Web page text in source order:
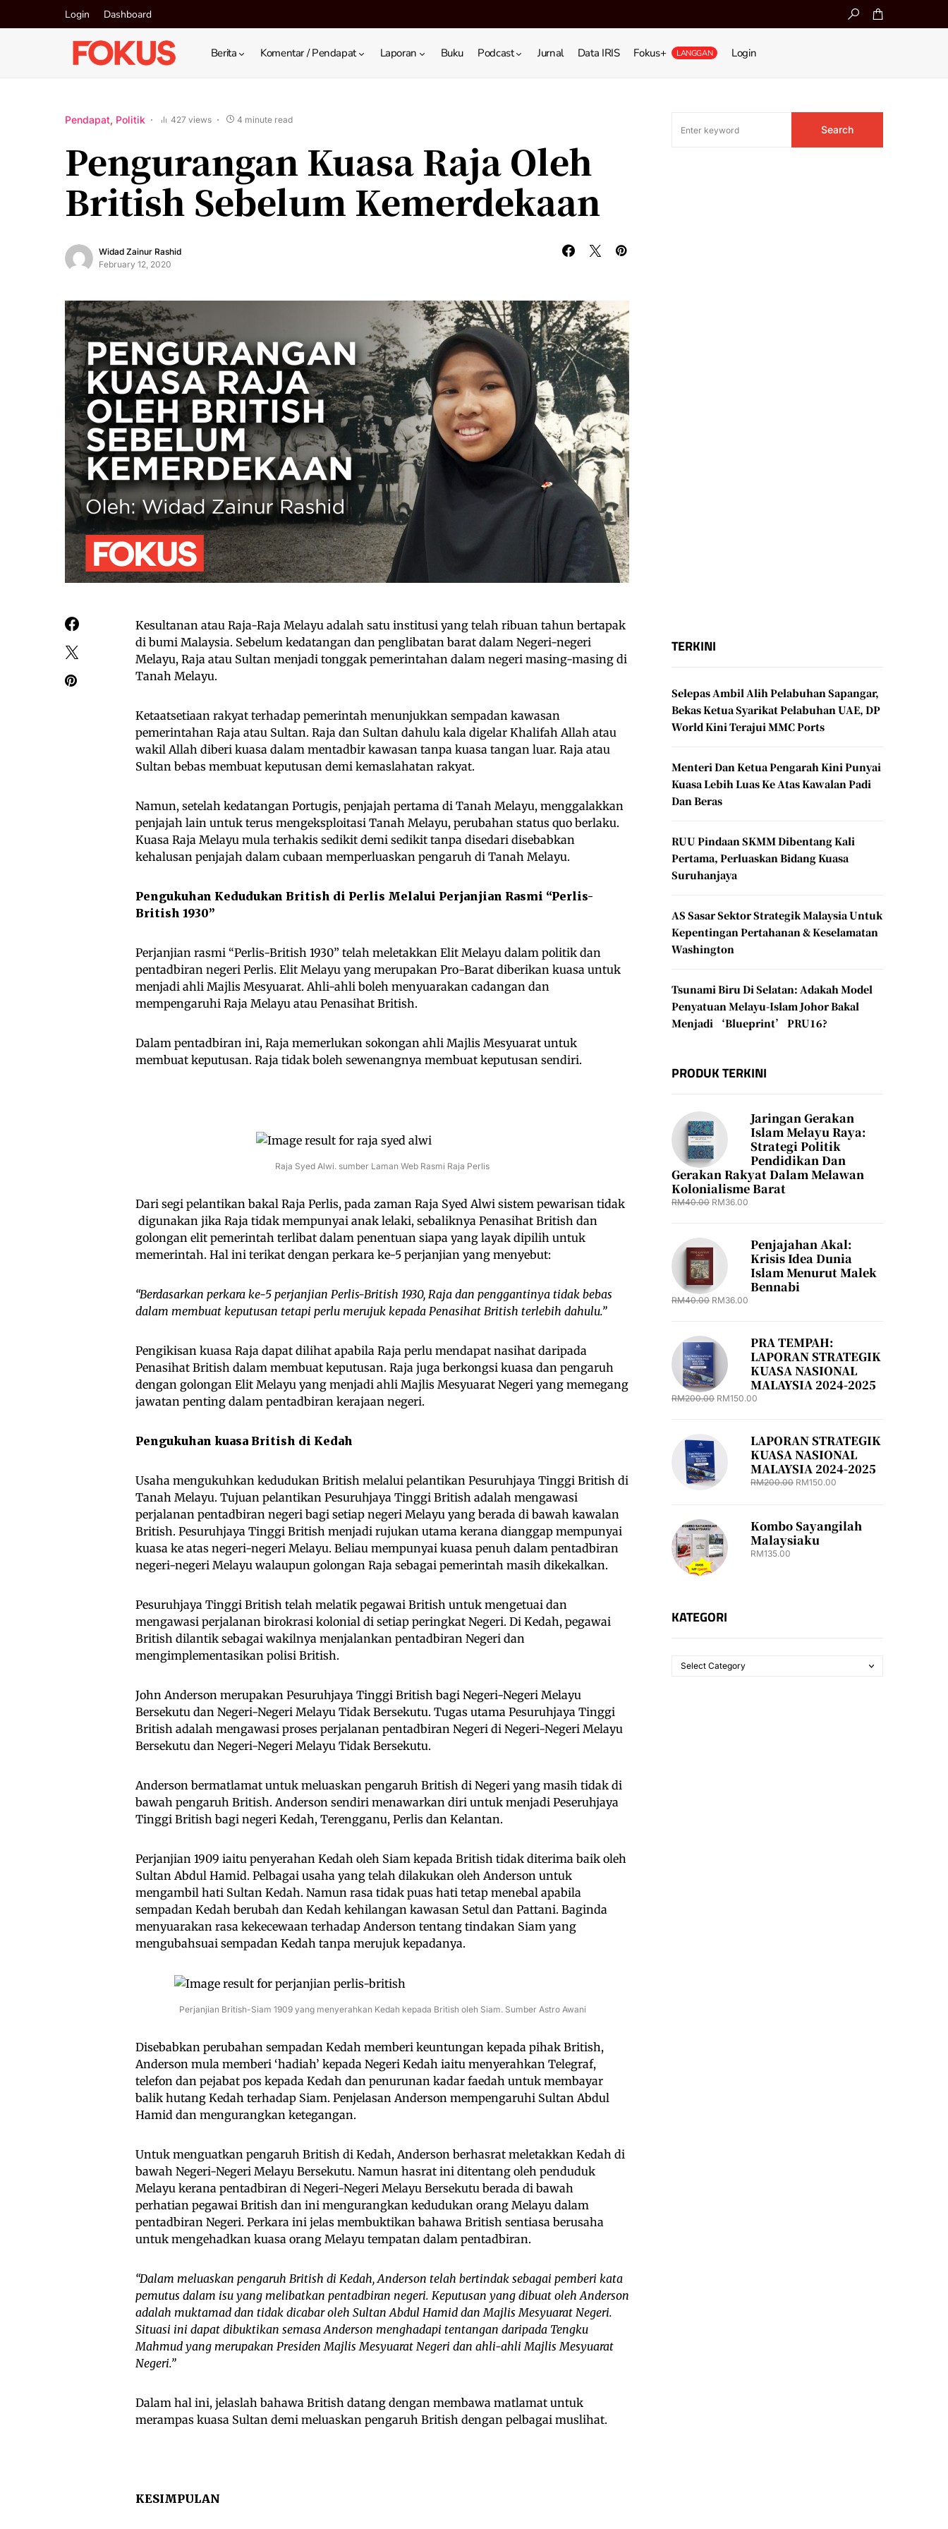
Login Dashboard
Berita Komentar / Pendapat Laporan Buku Podcast Jurnal Data IRIS Fokus+ LANGGAN Login
Pendapat Politik 427 views 4 minute read
Pengurangan Kuasa Raja Oleh
British Sebelum Kemerdekaan
Widad Zainur Rashid
February 12, 2020
Kesultanan atau Raja-Raja Melayu adalah satu institusi yang telah ribuan tahun bertapak
di bumi Malaysia. Sebelum kedatangan dan penglibatan barat dalam Negeri-negeri
Melayu, Raja atau Sultan menjadi tonggak pemerintahan dalam negeri masing-masing di
Tanah Melayu.
Ketaatsetiaan rakyat terhadap pemerintah menunjukkan sempadan kawasan
pemerintahan Raja atau Sultan. Raja dan Sultan dahulu kala digelar Khalifah Allah atau
wakil Allah diberi kuasa dalam mentadbir kawasan tanpa kuasa tangan luar. Raja atau
Sultan bebas membuat keputusan demi kemaslahatan rakyat.
Namun, setelah kedatangan Portugis, penjajah pertama di Tanah Melayu, menggalakkan
penjajah lain untuk terus mengeksploitasi Tanah Melayu, perubahan status quo berlaku.
Kuasa Raja Melayu mula terhakis sedikit demi sedikit tanpa disedari disebabkan
kehalusan penjajah dalam cubaan memperluaskan pengaruh di Tanah Melayu.
Pengukuhan Kedudukan British di Perlis Melalui Perjanjian Rasmi “Perlis-
British 1930”
Perjanjian rasmi “Perlis-British 1930” telah meletakkan Elit Melayu dalam politik dan
pentadbiran negeri Perlis. Elit Melayu yang merupakan Pro-Barat diberikan kuasa untuk
menjadi ahli Majlis Mesyuarat. Ahli-ahli boleh menyuarakan cadangan dan
mempengaruhi Raja Melayu atau Penasihat British.
Dalam pentadbiran ini, Raja memerlukan sokongan ahli Majlis Mesyuarat untuk
membuat keputusan. Raja tidak boleh sewenangnya membuat keputusan sendiri.
Raja Syed Alwi. sumber Laman Web Rasmi Raja Perlis
Dari segi pelantikan bakal Raja Perlis, pada zaman Raja Syed Alwi sistem pewarisan tidak
digunakan jika Raja tidak mempunyai anak lelaki, sebaliknya Penasihat British dan
golongan elit pemerintah terlibat dalam penentuan siapa yang layak dipilih untuk
memerintah. Hal ini terikat dengan perkara ke-5 perjanjian yang menyebut:
“Berdasarkan perkara ke-5 perjanjian Perlis-British 1930, Raja dan penggantinya tidak bebas
dalam membuat keputusan tetapi perlu merujuk kepada Penasihat British terlebih dahulu.”
Pengikisan kuasa Raja dapat dilihat apabila Raja perlu mendapat nasihat daripada
Penasihat British dalam membuat keputusan. Raja juga berkongsi kuasa dan pengaruh
dengan golongan Elit Melayu yang menjadi ahli Majlis Mesyuarat Negeri yang memegang
jawatan penting dalam pentadbiran kerajaan negeri.
Pengukuhan kuasa British di Kedah
Usaha mengukuhkan kedudukan British melalui pelantikan Pesuruhjaya Tinggi British di
Tanah Melayu. Tujuan pelantikan Pesuruhjaya Tinggi British adalah mengawasi
perjalanan pentadbiran negeri bagi setiap negeri Melayu yang berada di bawah kawalan
British. Pesuruhjaya Tinggi British menjadi rujukan utama kerana dianggap mempunyai
kuasa ke atas negeri-negeri Melayu. Beliau mempunyai kuasa penuh dalam pentadbiran
negeri-negeri Melayu walaupun golongan Raja sebagai pemerintah masih dikekalkan.
Pesuruhjaya Tinggi British telah melatik pegawai British untuk mengetuai dan
mengawasi perjalanan birokrasi kolonial di setiap peringkat Negeri. Di Kedah, pegawai
British dilantik sebagai wakilnya menjalankan pentadbiran Negeri dan
mengimplementasikan polisi British.
John Anderson merupakan Pesuruhjaya Tinggi British bagi Negeri-Negeri Melayu
Bersekutu dan Negeri-Negeri Melayu Tidak Bersekutu. Tugas utama Pesuruhjaya Tinggi
British adalah mengawasi proses perjalanan pentadbiran Negeri di Negeri-Negeri Melayu
Bersekutu dan Negeri-Negeri Melayu Tidak Bersekutu.
Anderson bermatlamat untuk meluaskan pengaruh British di Negeri yang masih tidak di
bawah pengaruh British. Anderson sendiri menawarkan diri untuk menjadi Peseruhjaya
Tinggi British bagi negeri Kedah, Terengganu, Perlis dan Kelantan.
Perjanjian 1909 iaitu penyerahan Kedah oleh Siam kepada British tidak diterima baik oleh
Sultan Abdul Hamid. Pelbagai usaha yang telah dilakukan oleh Anderson untuk
mengambil hati Sultan Kedah. Namun rasa tidak puas hati tetap menebal apabila
sempadan Kedah berubah dan Kedah kehilangan kawasan Setul dan Pattani. Baginda
menyuarakan rasa kekecewaan terhadap Anderson tentang tindakan Siam yang
mengubahsuai sempadan Kedah tanpa merujuk kepadanya.
Perjanjian British-Siam 1909 yang menyerahkan Kedah kepada British oleh Siam. Sumber Astro Awani
Disebabkan perubahan sempadan Kedah memberi keuntungan kepada pihak British,
Anderson mula memberi ‘hadiah’ kepada Negeri Kedah iaitu menyerahkan Telegraf,
telefon dan pejabat pos kepada Kedah dan penurunan kadar faedah untuk membayar
balik hutang Kedah terhadap Siam. Penjelasan Anderson mempengaruhi Sultan Abdul
Hamid dan mengurangkan ketegangan.
Untuk menguatkan pengaruh British di Kedah, Anderson berhasrat meletakkan Kedah di
bawah Negeri-Negeri Melayu Bersekutu. Namun hasrat ini ditentang oleh penduduk
Melayu kerana pentadbiran di Negeri-Negeri Melayu Bersekutu berada di bawah
perhatian pegawai British dan ini mengurangkan kedudukan orang Melayu dalam
pentadbiran Negeri. Perkara ini jelas membuktikan bahawa British sentiasa berusaha
untuk mengehadkan kuasa orang Melayu tempatan dalam pentadbiran.
“Dalam meluaskan pengaruh British di Kedah, Anderson telah bertindak sebagai pemberi kata
pemutus dalam isu yang melibatkan pentadbiran negeri. Keputusan yang dibuat oleh Anderson
adalah muktamad dan tidak dicabar oleh Sultan Abdul Hamid dan Majlis Mesyuarat Negeri.
Situasi ini dapat dibuktikan semasa Anderson menghadapi tentangan daripada Tengku
Mahmud yang merupakan Presiden Majlis Mesyuarat Negeri dan ahli-ahli Majlis Mesyuarat
Negeri.”
Dalam hal ini, jelaslah bahawa British datang dengan membawa matlamat untuk
merampas kuasa Sultan demi meluaskan pengaruh British dengan pelbagai muslihat.
KESIMPULAN
Search
TERKINI
Selepas Ambil Alih Pelabuhan Sapangar,
Bekas Ketua Syarikat Pelabuhan UAE, DP
World Kini Terajui MMC Ports
Menteri Dan Ketua Pengarah Kini Punyai
Kuasa Lebih Luas Ke Atas Kawalan Padi
Dan Beras
RUU Pindaan SKMM Dibentang Kali
Pertama, Perluaskan Bidang Kuasa
Suruhanjaya
AS Sasar Sektor Strategik Malaysia Untuk
Kepentingan Pertahanan & Keselamatan
Washington
Tsunami Biru Di Selatan: Adakah Model
Penyatuan Melayu-Islam Johor Bakal
Menjadi ‘Blueprint’ PRU16?
PRODUK TERKINI
Jaringan Gerakan
Islam Melayu Raya:
Strategi Politik
Pendidikan Dan
Gerakan Rakyat Dalam Melawan
Kolonialisme Barat
RM40.00 RM36.00
Penjajahan Akal:
Krisis Idea Dunia
Islam Menurut Malek
Bennabi
RM40.00 RM36.00
PRA TEMPAH:
LAPORAN STRATEGIK
KUASA NASIONAL
MALAYSIA 2024-2025
RM200.00 RM150.00
LAPORAN STRATEGIK
KUASA NASIONAL
MALAYSIA 2024-2025
RM200.00 RM150.00
Kombo Sayangilah
Malaysiaku
RM135.00
KATEGORI